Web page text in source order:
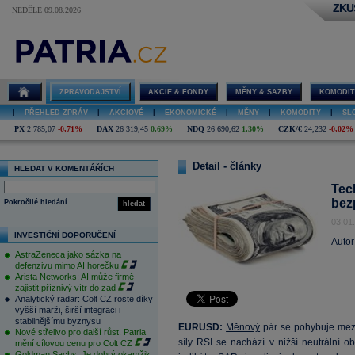
NEDĚLE 09.08.2026
ZPRAVODAJSTVÍ AKCIE & FONDY MĚNY & SAZBY
PŘEHLED ZPRÁV AKCIOVÉ EKONOMICKÉ MĚNY KOMODITY
PX 2 785,07 -0,71% DAX 26 319,45 0,69% NDQ 26 690,62 1,30% CZK/€ 24,232 -0,02%
HLEDAT V KOMENTÁŘÍCH
hledat
Pokročilé hledání
INVESTIČNÍ DOPORUČENÍ
AstraZeneca jako sázka na
defenzivu mimo AI horečku
Arista Networks: AI může firmě
zajistit příznivý vítr do zad
Analytický radar: Colt CZ roste díky
vyšší marži, širší integraci i
stabilnějšímu byznysu
Nové střelivo pro další růst. Patria
mění cílovou cenu pro Colt CZ
Detail - články
EURUSD: Měnový pár se pohybuje
síly RSI se nachází v nižší neutrální